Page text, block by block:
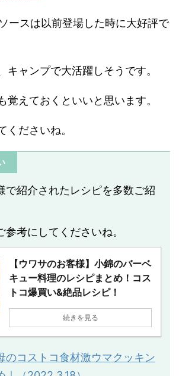
ースは以前登場した時に大好評で
キャンプで大活躍しそうです。
覚えておくといいと思います。
くださいね。
で紹介されたレシピを多数ご紹
参考にしてくださいね。
【ウワサのお客様】小錦のバーベ
キュー料理のレシピまとめ！コス
トコ爆買い&絶品レシピ！
続きを見る
のコストコ食材激ウマクッキン